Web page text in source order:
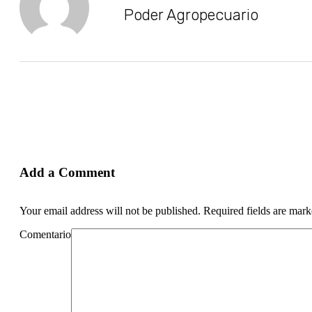
Poder Agropecuario
Add a Comment
Your email address will not be published. Required fields are
Comentario